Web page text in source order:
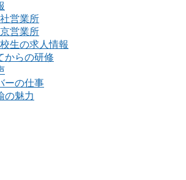
営業所
営業所
生の求人情報
からの研修
ーの仕事
の魅力